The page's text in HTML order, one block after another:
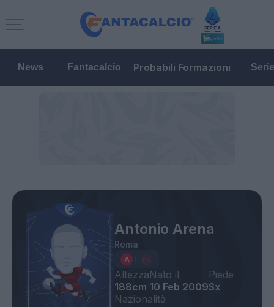
News Fantacalcio Probabili Formazioni
Antonio Arena
Roma
Altezza
188cm
Nato il
10 Feb 2009
Piede
Sx
Nazionalità